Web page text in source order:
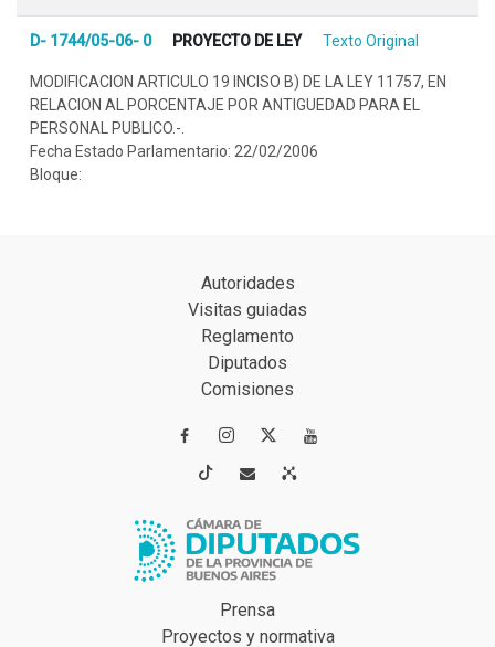
D- 1744/05-06- 0 PROYECTO DE LEY Texto Original
MODIFICACION ARTICULO 19 INCISO B) DE LA LEY 11757, EN
RELACION AL PORCENTAJE POR ANTIGUEDAD PARA EL
PERSONAL PUBLICO.-.
Fecha Estado Parlamentario: 22/02/2006
Bloque:
Autoridades
Visitas guiadas
Reglamento
Diputados
Comisiones
 
 
Prensa
Proyectos y normativa